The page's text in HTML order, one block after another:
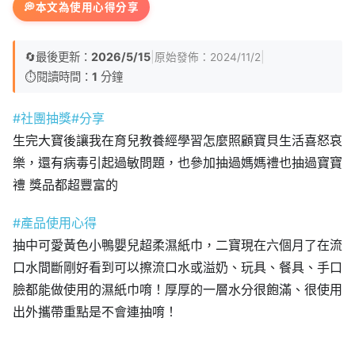
💭本文為使用心得分享
🔄最後更新： 2026/5/15 原始發佈： 2024/11/2
⏱️閱讀時間： 1 分鐘
#社團抽獎#分享
生完大寶後讓我在育兒教養經學習怎麼照顧寶貝生活喜怒哀
樂，還有病毒引起過敏問題，也參加抽過媽媽禮也抽過寶寶
禮 獎品都超豐富的
#產品使用心得
抽中可愛黃色小鴨嬰兒超柔濕紙巾，二寶現在六個月了在流
口水間斷剛好看到可以擦流口水或溢奶、玩具、餐具、手口
臉都能做使用的濕紙巾唷！厚厚的一層水分很飽滿、很使用
出外攜帶重點是不會連抽唷！